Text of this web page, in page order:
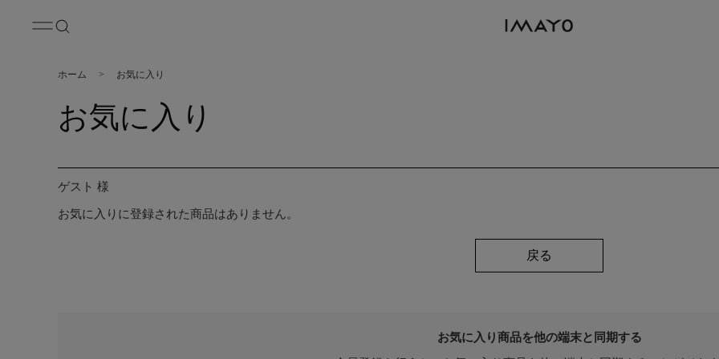
ホーム > お気に入り
お気に入り
ゲスト 様
お気に入りに登録された商品はありません。
戻る
お気に入り商品を他の端末と同期する